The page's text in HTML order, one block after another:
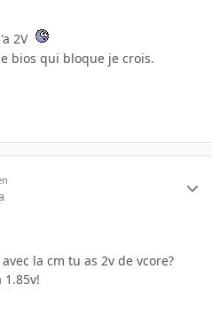
2V
bios qui bloque je crois.
la cm tu as 2v de vcore?